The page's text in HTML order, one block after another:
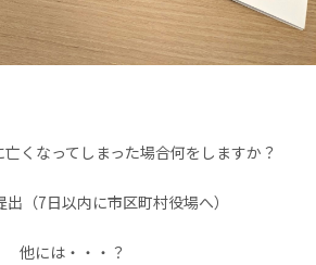
くなってしまった場合何をしますか？
（7日以内に市区町村役場へ）
他には・・・？